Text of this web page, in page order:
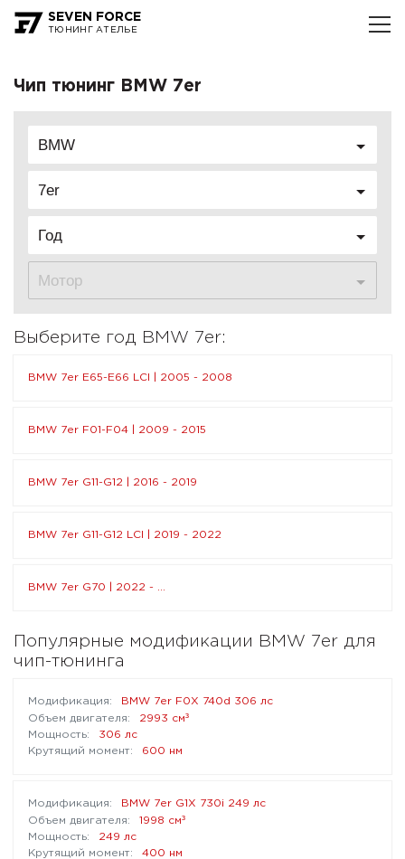
SEVEN FORCE
ТЮНИНГ АТЕЛЬЕ
Чип тюнинг BMW 7er
BMW
7er
Год
Мотор
Выберите год BMW 7er:
BMW 7er E65-E66 LCI | 2005 - 2008
BMW 7er F01-F04 | 2009 - 2015
BMW 7er G11-G12 | 2016 - 2019
BMW 7er G11-G12 LCI | 2019 - 2022
BMW 7er G70 | 2022 - ...
Популярные модификации BMW 7er для
чип-тюнинга
BMW 7er F0X 740d 306 лс
2993 см³
306 лс
600 нм
BMW 7er G1X 730i 249 лс
1998 см³
249 лс
400 нм